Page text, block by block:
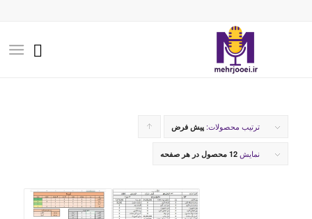
ترتیب محصولات: پیش فرض
به
صورت
نمایش 12 محصول در هر صفحه